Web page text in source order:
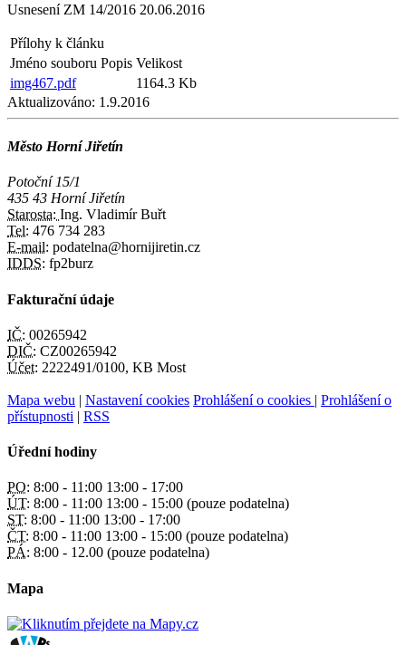
Usnesení ZM 14/2016 20.06.2016
Přílohy k článku
Jméno souboru Popis Velikost
img467.pdf
1164.3 Kb
Aktualizováno: 1.9.2016
Město Horní Jiřetín
Potoční 15/1
435 43 Horní Jiřetín
Starosta: Ing. Vladimír Buřt
Tel: 476 734 283
E-mail: podatelna@hornijiretin.cz
IDDS: fp2burz
Fakturační údaje
IČ: 00265942
DIČ: CZ00265942
Účet: 2222491/0100, KB Most
Mapa webu | Nastavení cookies Prohlášení o cookies | Prohlášení o
přístupnosti | RSS
Úřední hodiny
PO: 8:00 - 11:00 13:00 - 17:00
ÚT: 8:00 - 11:00 13:00 - 15:00 (pouze podatelna)
ST: 8:00 - 11:00 13:00 - 17:00
ČT: 8:00 - 11:00 13:00 - 15:00 (pouze podatelna)
PÁ: 8:00 - 12.00 (pouze podatelna)
Mapa